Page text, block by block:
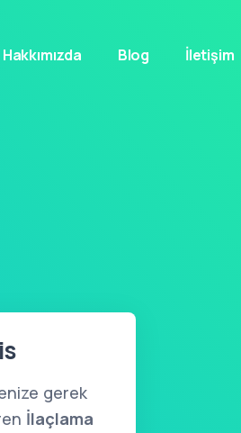
Hakkımızda Blog İletişim
gerek
İlaçlama